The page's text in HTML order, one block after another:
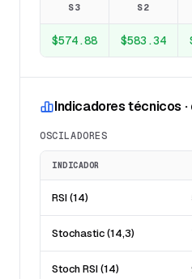
S3 S2
$574.88 $583.34
Indicadores técnicos ·
OSCILADORES
INDICADOR
RSI (14)
Stochastic (14,3)
Stoch RSI (14)